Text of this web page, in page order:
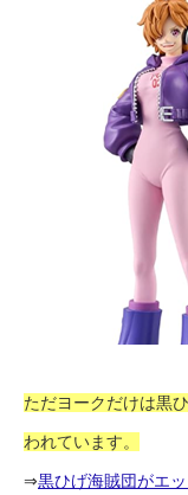
ただヨークだけは黒
われています。
⇒黒ひげ海賊団がエ